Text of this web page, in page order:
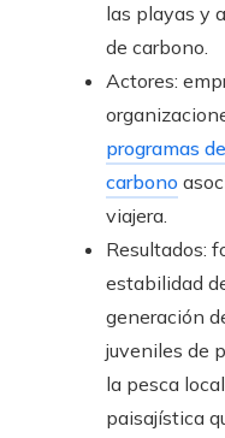
las playas y
de carbono.
Actores:
programas
carbono
viajera.
Resultados:
estabilidad
generación
juveniles de
la pesca
paisajística